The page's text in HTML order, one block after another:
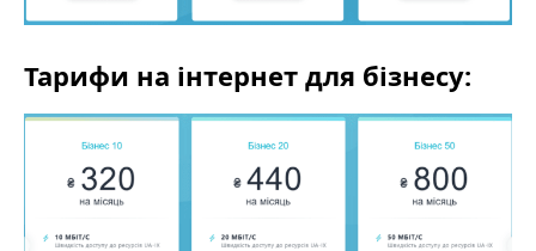
Тарифи на інтернет для бізнесу: